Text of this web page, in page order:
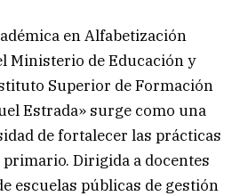
en Alfabetización
Ministerio de Educación y
Superior de Formación
Estrada» surge como una
de fortalecer las prácticas
Dirigida a docentes
escuelas públicas de gestión